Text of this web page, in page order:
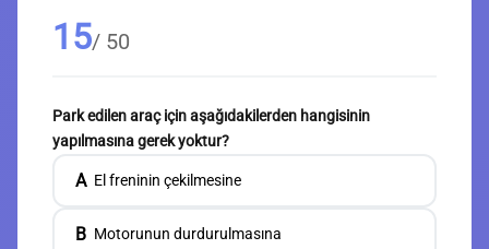
15/ 50
Park edilen araç için aşağıdakilerden hangisinin
yapılmasına gerek yoktur?
A El freninin çekilmesine
B Motorunun durdurulmasına